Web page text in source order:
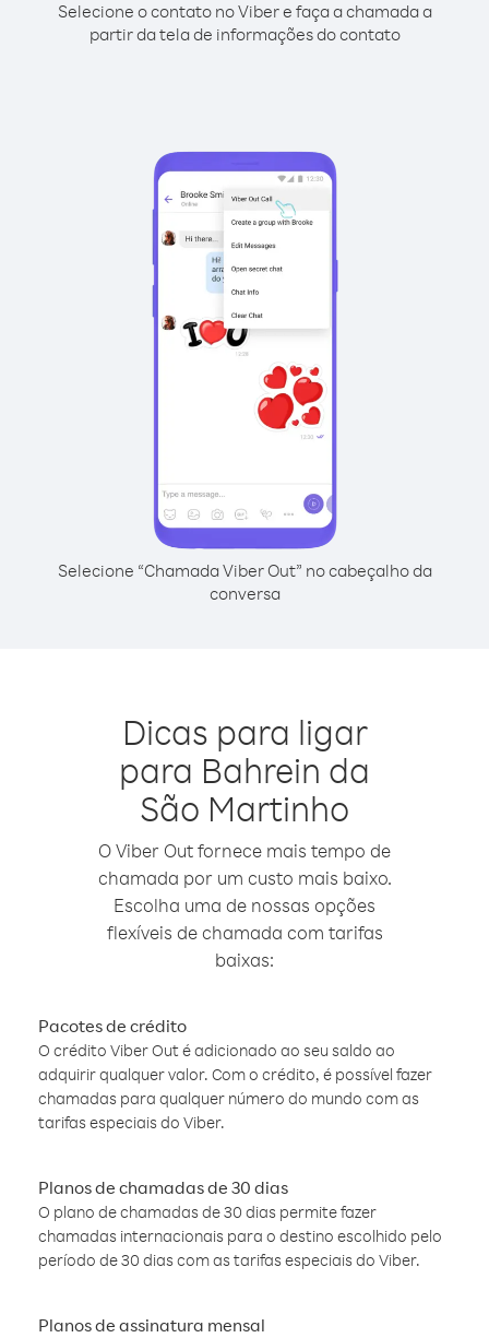
Selecione o contato no Viber e faça a chamada a
partir da tela de informações do contato
Selecione “Chamada Viber Out” no cabeçalho da
conversa
Dicas para ligar
para Bahrein da
São Martinho
O Viber Out fornece mais tempo de
chamada por um custo mais baixo.
Escolha uma de nossas opções
flexíveis de chamada com tarifas
baixas:
Pacotes de crédito
O crédito Viber Out é adicionado ao seu saldo ao
adquirir qualquer valor. Com o crédito, é possível fazer
chamadas para qualquer número do mundo com as
tarifas especiais do Viber.
Planos de chamadas de 30 dias
O plano de chamadas de 30 dias permite fazer
chamadas internacionais para o destino escolhido pelo
período de 30 dias com as tarifas especiais do Viber.
Planos de assinatura mensal